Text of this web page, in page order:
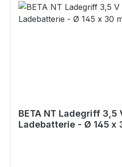
BETA NT Ladegriff 3,5
Ladebatterie - Ø 145 x